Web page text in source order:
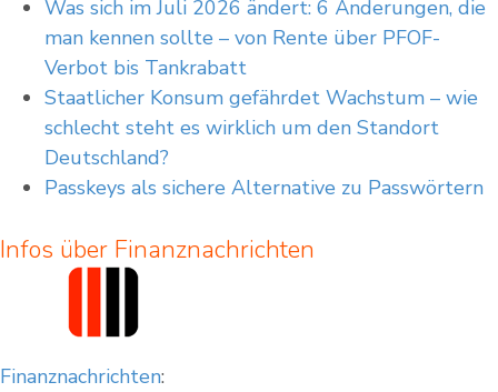
Für weiterführende Informationen wird empfohlen, die jeweilige Webseite des
Herausgebers zu konsultieren.
Was sich im Juli 2026 ändert: 6 Änderungen, die
man kennen sollte – von Rente über PFOF-
Verbot bis Tankrabatt
Staatlicher Konsum gefährdet Wachstum – wie
schlecht steht es wirklich um den Standort
Deutschland?
Passkeys als sichere Alternative zu Passwörtern
Infos über Finanznachrichten
Finanznachrichten: